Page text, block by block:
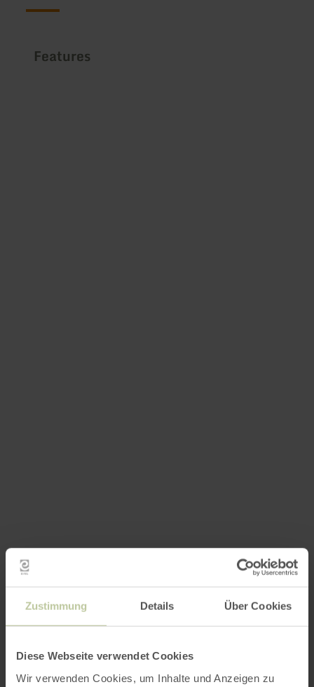
Zustimmung Details Über Cookies
Diese Webseite verwendet Cookies
Wir verwenden Cookies, um Inhalte und Anzeigen zu
Features